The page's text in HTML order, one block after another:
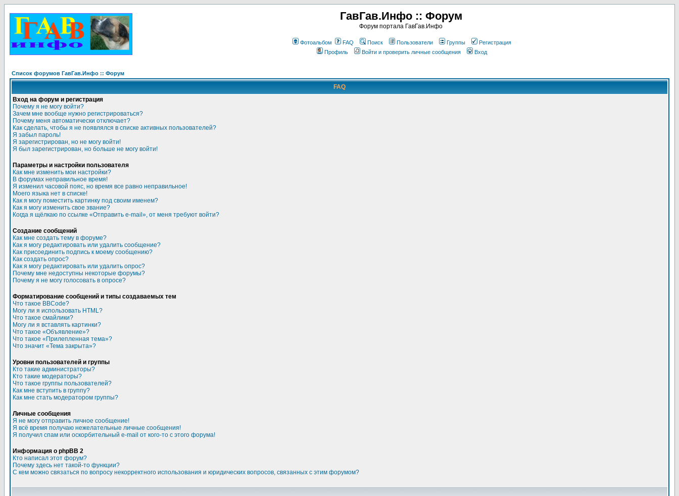
ГавГав.Инфо :: Форум
Форум портала ГавГав.Инфо
Фотоальбом FAQ Поиск Пользователи Группы
Регистрация
Профиль
Войти и проверить личные сообщения Вход
Список форумов ГавГав.Инфо :: Форум
FAQ
Вход на форум и регистрация
Почему я не могу войти?
Зачем мне вообще нужно регистрироваться?
Почему меня автоматически отключает?
Как сделать, чтобы я не появлялся в списке активных пользователей?
Я забыл пароль!
Я зарегистрирован, но не могу войти!
Я был зарегистрирован, но больше не могу войти!
Параметры и настройки пользователя
Как мне изменить мои настройки?
В форумах неправильное время!
Я изменил часовой пояс, но время все равно неправильное!
Моего языка нет в списке!
Как я могу поместить картинку под своим именем?
Как я могу изменить свое звание?
Когда я щёлкаю по ссылке «Отправить e-mail», от меня требуют войти?
Создание сообщений
Как мне создать тему в форуме?
Как я могу редактировать или удалить сообщение?
Как присоединить подпись к моему сообщению?
Как создать опрос?
Как я могу редактировать или удалить опрос?
Почему мне недоступны некоторые форумы?
Почему я не могу голосовать в опросе?
Форматирование сообщений и типы создаваемых тем
Что такое BBCode?
Могу ли я использовать HTML?
Что такое смайлики?
Могу ли я вставлять картинки?
Что такое «Объявление»?
Что такое «Прилепленная тема»?
Что значит «Тема закрыта»?
Уровни пользователей и группы
Кто такие администраторы?
Кто такие модераторы?
Что такое группы пользователей?
Как мне вступить в группу?
Как мне стать модератором группы?
Личные сообщения
Я не могу отправить личное сообщение!
Я всё время получаю нежелательные личные сообщения!
Я получил спам или оскорбительный e-mail от кого-то с этого форума!
Информация о phpBB 2
Кто написал этот форум?
Почему здесь нет такой-то функции?
С кем можно связаться по вопросу некорректного использования и юридических вопросов, связанных с этим форумом?